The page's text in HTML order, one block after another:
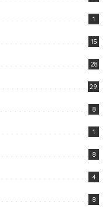
1
15
28
29
8
1
8
4
8